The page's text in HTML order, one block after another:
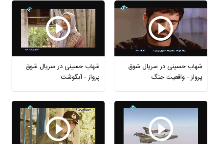
شهاب حسینی در سریال شوق
پرواز - واقعیت جنگ
شهاب حسینی در سریال شوق
پرواز - آبگوشت